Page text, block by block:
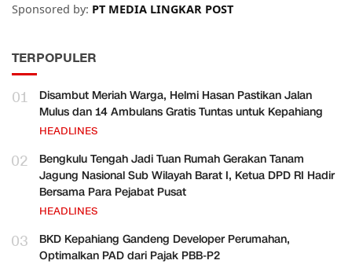
Sponsored by: PT MEDIA LINGKAR POST
TERPOPULER
01
Disambut Meriah Warga, Helmi Hasan Pastikan Jalan
Mulus dan 14 Ambulans Gratis Tuntas untuk Kepahiang
HEADLINES
02
Bengkulu Tengah Jadi Tuan Rumah Gerakan Tanam
Jagung Nasional Sub Wilayah Barat I, Ketua DPD RI Hadir
Bersama Para Pejabat Pusat
HEADLINES
03
BKD Kepahiang Gandeng Developer Perumahan,
Optimalkan PAD dari Pajak PBB-P2